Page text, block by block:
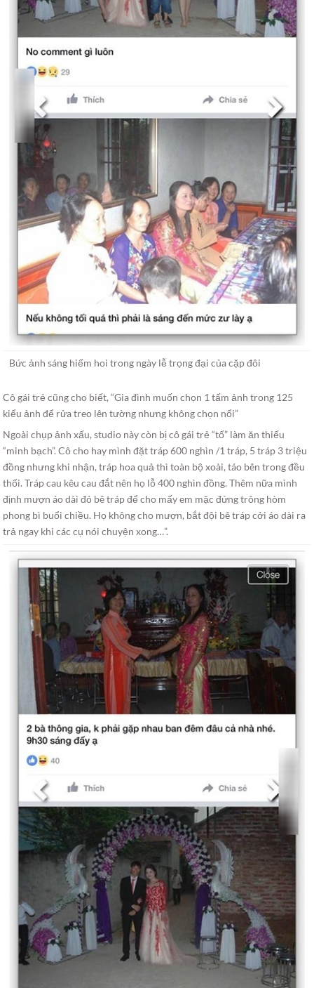
Bức ảnh sáng hiếm hoi trong ngày lễ trọng đại của cặp đôi
Cô gái trẻ cũng cho biết, “Gia đình muốn chọn 1 tấm ảnh trong 125
kiểu ảnh để rửa treo lên tường nhưng không chọn nổi”
Ngoài chụp ảnh xấu, studio này còn bị cô gái trẻ “tố” làm ăn thiếu
“minh bạch”. Cô cho hay mình đặt tráp 600 nghìn /1 tráp, 5 tráp 3 triệu
đồng nhưng khi nhận, tráp hoa quả thì toàn bộ xoài, táo bên trong đều
thối. Tráp cau kêu cau đắt nên họ lỗ 400 nghìn đồng. Thêm nữa mình
định mượn áo dài đỏ bê tráp để cho mấy em mặc đứng trông hòm
phong bì buổi chiều. Họ không cho mượn, bắt đội bê tráp cởi áo dài ra
trả ngay khi các cụ nói chuyện xong…”.